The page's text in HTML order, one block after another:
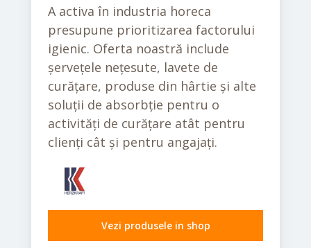
A activa în industria horeca
presupune prioritizarea factorului
igienic. Oferta noastră include
șervețele nețesute, lavete de
curățare, produse din hârtie și alte
soluții de absorbție pentru o
activități de curățare atât pentru
clienți cât și pentru angajați.
Vezi produsele in shop